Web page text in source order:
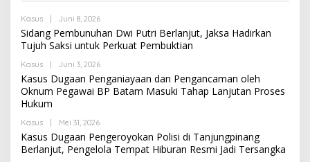
Kasus Juni 8, 2026Oleh
Sidang Pembunuhan Dwi Putri Berlanjut, Jaksa Hadirkan
Tujuh Saksi untuk Perkuat Pembuktian
Kasus Juni 3, 2026Oleh
Newssportsaz_0q4zf1
Kasus Dugaan Penganiayaan dan Pengancaman oleh
Oknum Pegawai BP Batam Masuki Tahap Lanjutan Proses
Hukum
Kasus Mei 31, 2026Oleh
Newssportsaz_0q4zf1
Kasus Dugaan Pengeroyokan Polisi di Tanjungpinang
Berlanjut, Pengelola Tempat Hiburan Resmi Jadi Tersangka